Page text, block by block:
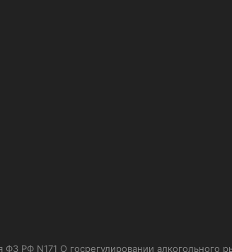
РФ N171 О госрегулировании алкогольного